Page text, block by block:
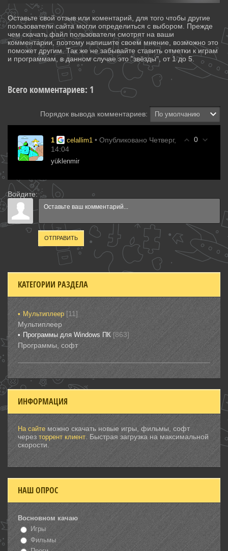
Оставьте свой отзыв или коментарий, для того чтобы другие
пользователи сайта могли определиться с выбором. Прежде
чем скачать файл пользователи смотрят на ваши
комментарии, поэтому напишите своем мнение, возможно это
поможет другим. Так же не забывайте ставить отметки к играм
и программам, в данном случае это "звёзды", от 1 до 5.
Всего комментариев: 1
Порядок вывода комментариев:
0
1 celallim1 • Опубликовано Четверг,
14:04
yüklenmir
Войдите:
ОТПРАВИТЬ
КАТЕГОРИИ РАЗДЕЛА
Мультиплеер [11]
Мультиплеер
Программы для Windows ПК [863]
Программы, софт
ИНФОРМАЦИЯ
На сайте можно скачать новые игры, фильмы, софт
через торрент клиент . Быстрая загрузка на максимальной
скорости.
НАШ ОПРОС
Восновном качаю
Игры
Фильмы